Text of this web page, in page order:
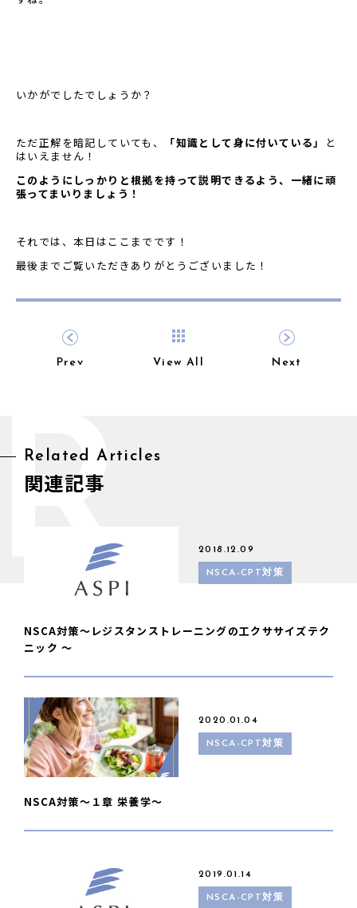
いかがでしたでしょうか？
ただ正解を暗記していても、 「知識として身に付いている」
と
はいえません！
このようにしっかりと根拠を持って説明できるよう、一緒に頑
張ってまいりましょう！
それでは、本日はここまでです！
最後までご覧いただきありがとうございました！
Prev View All Next
Related Articles
関連記事
2018.12.09
NSCA-CPT対策
NSCA対策〜レジスタンストレーニングの工クササイズテク
ニック 〜
2020.01.04
NSCA-CPT対策
NSCA対策〜１章 栄養学〜
2019.01.14
NSCA-CPT対策